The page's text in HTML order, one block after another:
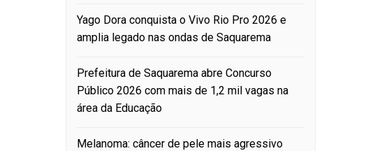
Yago Dora conquista o Vivo Rio Pro 2026 e
amplia legado nas ondas de Saquarema
Prefeitura de Saquarema abre Concurso
Público 2026 com mais de 1,2 mil vagas na
área da Educação
Melanoma: câncer de pele mais agressivo